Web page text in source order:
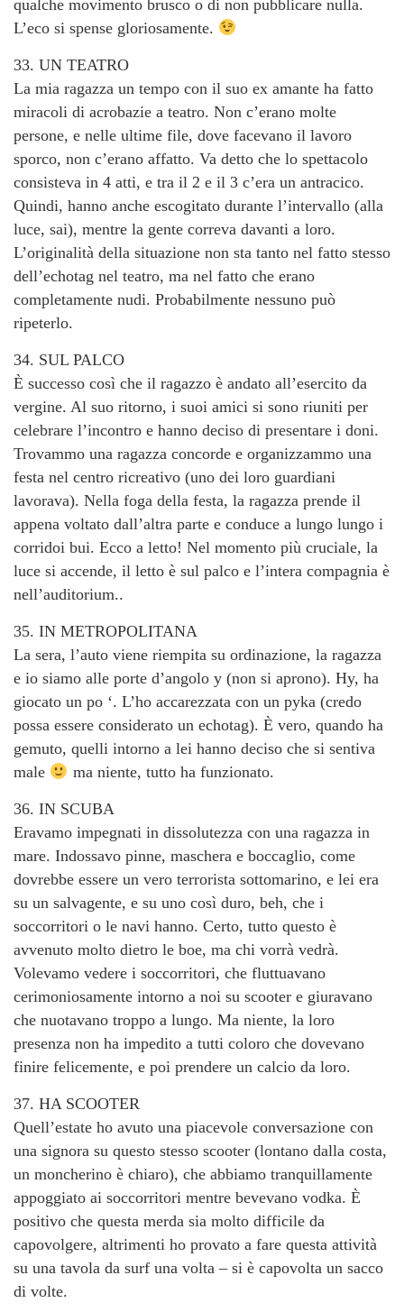
qualche movimento brusco o di non pubblicare nulla.
L’eco si spense gloriosamente.
33. UN TEATRO
La mia ragazza un tempo con il suo ex amante ha fatto
miracoli di acrobazie a teatro. Non c’erano molte
persone, e nelle ultime file, dove facevano il lavoro
sporco, non c’erano affatto. Va detto che lo spettacolo
consisteva in 4 atti, e tra il 2 e il 3 c’era un antracico.
Quindi, hanno anche escogitato durante l’intervallo (alla
luce, sai), mentre la gente correva davanti a loro.
L’originalità della situazione non sta tanto nel fatto stesso
dell’echotag nel teatro, ma nel fatto che erano
completamente nudi. Probabilmente nessuno può
ripeterlo.
34. SUL PALCO
È successo così che il ragazzo è andato all’esercito da
vergine. Al suo ritorno, i suoi amici si sono riuniti per
celebrare l’incontro e hanno deciso di presentare i doni.
Trovammo una ragazza concorde e organizzammo una
festa nel centro ricreativo (uno dei loro guardiani
lavorava). Nella foga della festa, la ragazza prende il
appena voltato dall’altra parte e conduce a lungo lungo i
corridoi bui. Ecco a letto! Nel momento più cruciale, la
luce si accende, il letto è sul palco e l’intera compagnia è
nell’auditorium..
35. IN METROPOLITANA
La sera, l’auto viene riempita su ordinazione, la ragazza
e io siamo alle porte d’angolo y (non si aprono). Hy, ha
giocato un po ‘. L’ho accarezzata con un pyka (credo
possa essere considerato un echotag). È vero, quando ha
gemuto, quelli intorno a lei hanno deciso che si sentiva
male
ma niente, tutto ha funzionato.
36. IN SCUBA
Eravamo impegnati in dissolutezza con una ragazza in
mare. Indossavo pinne, maschera e boccaglio, come
dovrebbe essere un vero terrorista sottomarino, e lei era
su un salvagente, e su uno così duro, beh, che i
soccorritori o le navi hanno. Certo, tutto questo è
avvenuto molto dietro le boe, ma chi vorrà vedrà.
Volevamo vedere i soccorritori, che fluttuavano
cerimoniosamente intorno a noi su scooter e giuravano
che nuotavano troppo a lungo. Ma niente, la loro
presenza non ha impedito a tutti coloro che dovevano
finire felicemente, e poi prendere un calcio da loro.
37. HA SCOOTER
Quell’estate ho avuto una piacevole conversazione con
una signora su questo stesso scooter (lontano dalla costa,
un moncherino è chiaro), che abbiamo tranquillamente
appoggiato ai soccorritori mentre bevevano vodka. È
positivo che questa merda sia molto difficile da
capovolgere, altrimenti ho provato a fare questa attività
su una tavola da surf una volta – si è capovolta un sacco
di volte.